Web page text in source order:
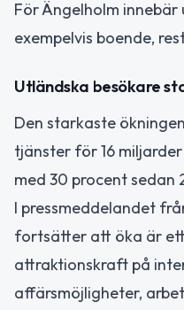
För Ängelholm
exempelvis boende,
Utländska besökare
Den starkaste
tjänster för 16
med 30 procent sedan
I pressmeddelandet
fortsätter att öka är ett
attraktionskraft på
affärsmöjligheter,